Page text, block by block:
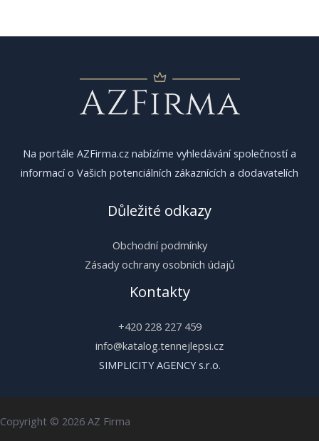
Na portále AZFirma.cz nabízíme vyhledávání společností a
informací o Vašich potenciálních zákaznících a dodavatelích
Důležité odkazy
Obchodní podmínky
Zásady ochrany osobních údajů
Kontakty
+420 228 227 459
info@katalog.tennejlepsi.cz
SIMPLICITY AGENCY s.r.o.
Copyright © 2026 AZ Firma